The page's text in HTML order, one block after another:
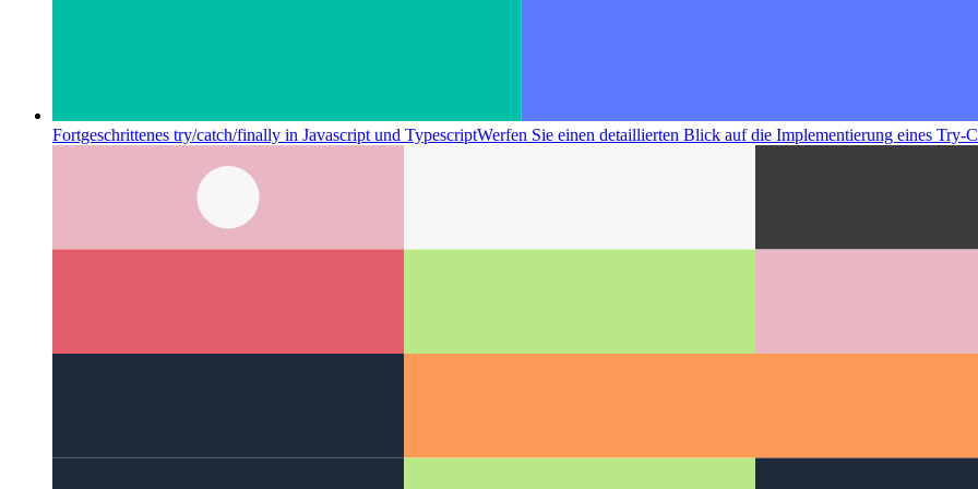
Fortgeschrittenes try/catch/finally in Javascript und Typescript